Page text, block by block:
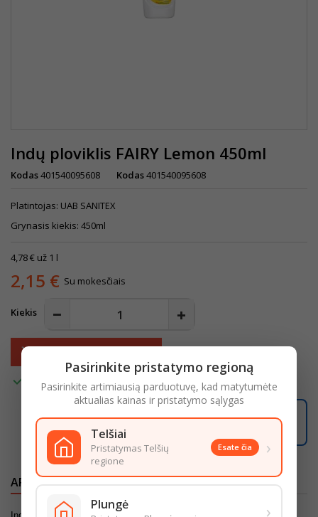
Indų ploviklis FAIRY Lemon 450ml
Kodas401540095608 Kodas401540095608
Platintojas: UAB SANITEX
Grynasis kiekis: 450ml
4,78 € už 1 l
2,15 € Su mokesčiais
Kiekis

 Turime
05:15:49
LIKO ŠIANDIENAI
Užsisakę iki16:00pristatysime iki18:00
APRAŠYMAS IŠSAMI PREKĖS INFORMACIJA
Pasirinkite pristatymo regioną
Pasirinkite artimiausią parduotuvę, kad matytumėte
aktualias kainas ir pristatymo sąlygas
Telšiai
Pristatymas Telšių
regione
Esate čia ›
Plungė ›